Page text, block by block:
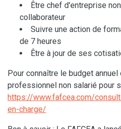
Être chef d'entreprise
collaborateur
Suivre une action de
de 7 heures
Être à jour de ses
Pour connaître le budget
professionnel non salarié pour
https://www.fafcea.com/
en-charge/